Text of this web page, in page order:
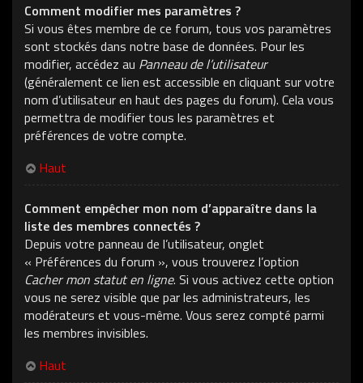
Comment modifier mes paramètres ?
Si vous êtes membre de ce forum, tous vos paramètres
sont stockés dans notre base de données. Pour les
modifier, accédez au Panneau de l’utilisateur
(généralement ce lien est accessible en cliquant sur votre
nom d’utilisateur en haut des pages du forum). Cela vous
permettra de modifier tous les paramètres et
préférences de votre compte.
Haut
Comment empêcher mon nom d’apparaître dans la
liste des membres connectés ?
Depuis votre panneau de l’utilisateur, onglet
« Préférences du forum », vous trouverez l’option
Cacher mon statut en ligne. Si vous activez cette option
vous ne serez visible que par les administrateurs, les
modérateurs et vous-même. Vous serez compté parmi
les membres invisibles.
Haut